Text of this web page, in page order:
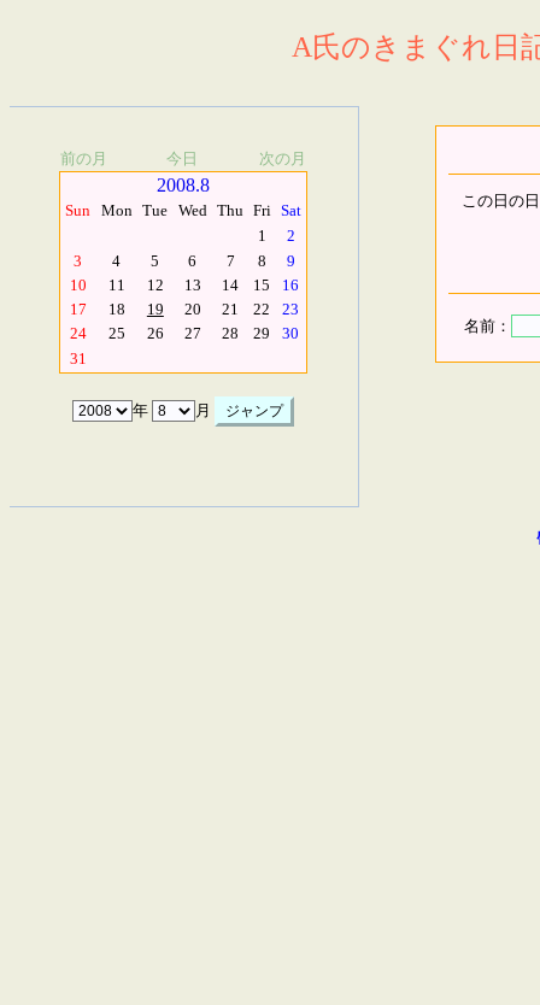
A氏のきまぐれ日
前の月 今日 次の月
2008.8
Sun Mon Tue Wed Thu Fri Sat
1
2
3
4 5 6 7 8
9
10
11 12 13 14 15
16
17
18 19 20 21 22
23
24
25 26 27 28 29
30
31
年 月
この日の
名前：